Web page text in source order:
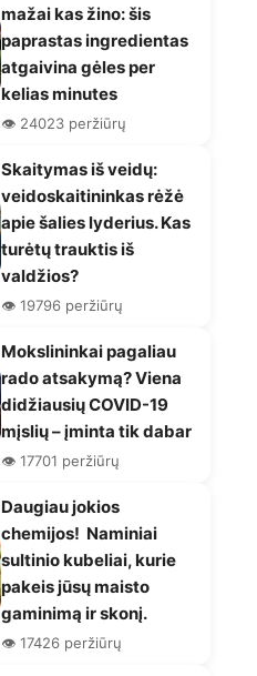
mažai kas žino: šis
paprastas ingredientas
atgaivina gėles per
kelias minutes
👁️ 24023 peržiūrų
Skaitymas iš veidų:
veidoskaitininkas rėžė
apie šalies lyderius. Kas
turėtų trauktis iš
valdžios?
👁️ 19796 peržiūrų
Mokslininkai pagaliau
rado atsakymą? Viena
didžiausių COVID-19
mįslių – įminta tik dabar
👁️ 17701 peržiūrų
Daugiau jokios
chemijos! Naminiai
sultinio kubeliai, kurie
pakeis jūsų maisto
gaminimą ir skonį.
👁️ 17426 peržiūrų